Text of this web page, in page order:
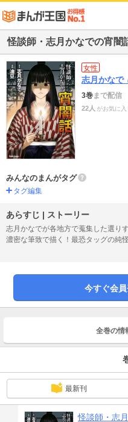
怪談師・志月かなでの宵闇
女性
志月かなで
3巻まで配信
22人 がお気に
みんなのまんがタグ
タグ編集
あらすじ | ストーリー
志月かなでが各地方で蒐集した選り
濃密な筆致で描く！最恐タッグの純
今すぐ会
全巻の情
最新刊
怪談師・志